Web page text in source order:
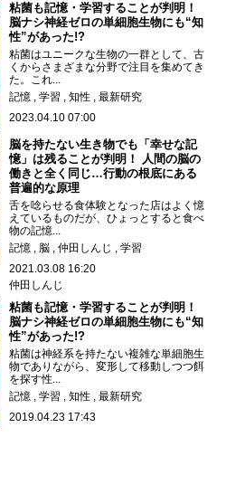
粘菌も記憶・学習することが判明！
脳ナシ神経ゼロの単細胞生物にも“知
性”があった!?
粘菌はユニークな生物の一群として、古
くからさまざまな分野で注目を集めてき
た。これ...
記憶
学習 知性
最新研究
2023.04.10 07:00
脳を持たない生き物でも「幸せな記
憶」は残ることが判明！ 人間の脳の
働きと全く同じ…行動の根底にある
普遍的な原理
舌を唸らせる食体験となった店はよく憶
えているものだが、ひょっとすると食べ
物の記憶...
記憶
脳 仲田しんじ
学習
2021.03.08 16:20
仲田しんじ
粘菌も記憶・学習することが判明！
脳ナシ神経ゼロの単細胞生物にも“知
性”があった!?
粘菌は神経系を持たない複雑な単細胞生
物でありながら、変形して移動しつつ餌
を探す性...
記憶
学習 知性
最新研究
2019.04.23 17:43